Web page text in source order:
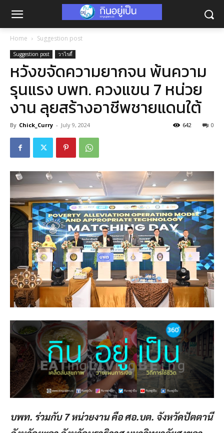
Home Suggestion post
Suggestion post วาไรตี้
หวังขจัดความยากจน พ้นความ
รุนแรง บพท. ควงแขน 7 หน่วย
งาน ลุยสร้างอาชีพชายแดนใต้
By Chick_Curry - July 9, 2024 0
642
บพท. ร่วมกับ 7 หน่วยงาน คือ ศอ.บต. จังหวัดปัตตานี